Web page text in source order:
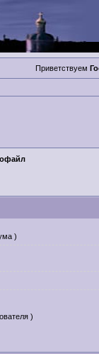
Приветствуем
)
)